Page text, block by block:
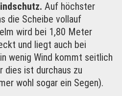
Auf höchster
die Scheibe vollauf
wird bei 1,80 Meter
und liegt auch bei
wenig Wind kommt seitlich
dies ist durchaus zu
wohl sogar ein Segen).